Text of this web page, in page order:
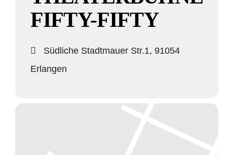
FIFTY-FIFTY
Südliche Stadtmauer Str.1, 91054
Erlangen